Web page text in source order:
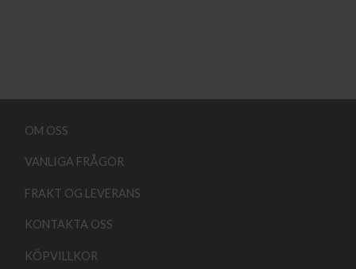
OM OSS
VANLIGA FRÅGOR
FRAKT OG LEVERANS
KONTAKTA OSS
KÖPVILLKOR